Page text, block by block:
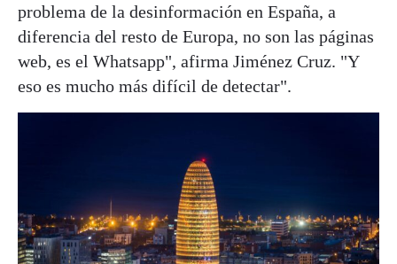
problema de la desinformación en España, a
diferencia del resto de Europa, no son las páginas
web, es el Whatsapp", afirma Jiménez Cruz. "Y
eso es mucho más difícil de detectar".